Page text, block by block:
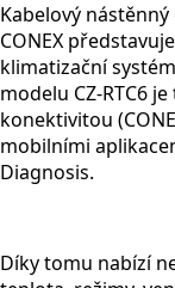
Kabelový nástěnný
CONEX
klimatizační
modelu CZ-RTC6
konektivitou
mobilními
Diagnosis.
Díky tomu nabízí